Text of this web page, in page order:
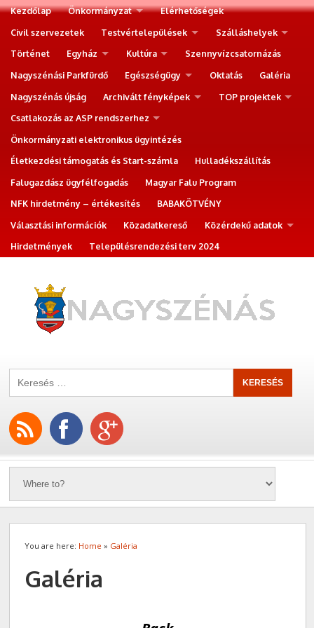
Kezdőlap Önkormányzat
Elérhetőségek
Civil szervezetek
Testvértelepülések
Szálláshelyek
Történet
Egyház Kultúra
Szennyvízcsatornázás
Nagyszénási Parkfürdő
Egészségügy Oktatás
Galéria
Nagyszénás újság
Archivált fényképek
TOP projektek
Csatlakozás az ASP rendszerhez
Önkormányzati elektronikus ügyintézés
Életkezdési támogatás és Start-számla
Hulladékszállítás
Falugazdász ügyfélfogadás
Magyar Falu Program
NFK hirdetmény – értékesítés
BABAKÖTVÉNY
Választási információk
Közadatkereső
Közérdekű adatok
Hirdetmények
Településrendezési terv 2024
You are here: Home » Galéria
Galéria